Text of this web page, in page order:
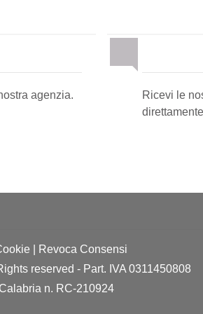
agenzia.
Ricevi le
Revoca Consensi
reserved - Part. IVA 0311450808
n. RC-210924